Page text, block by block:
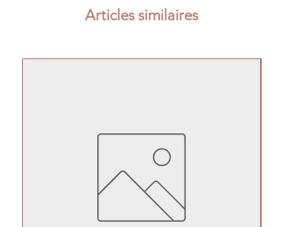
Articles similaires